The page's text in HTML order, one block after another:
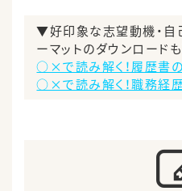
▼好印象な志望動機・自
ーマットのダウンロードも
○×で読み解く！履歴書
○×で読み解く！職務経